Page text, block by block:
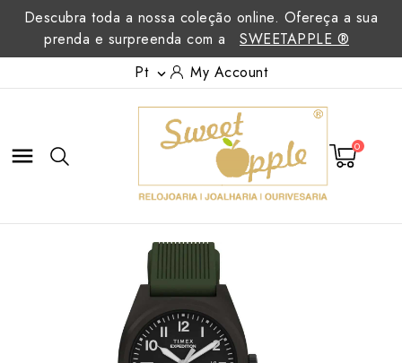
Descubra toda a nossa coleção online. Ofereça a sua
prenda e surpreenda com a
SWEETAPPLE ®
Pt  My Account
 0